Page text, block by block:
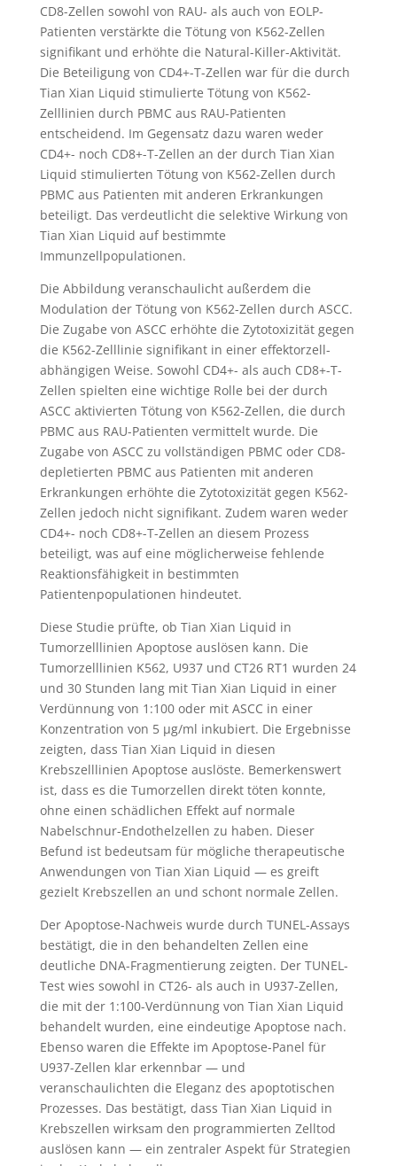
CD8-Zellen sowohl von RAU- als auch von EOLP-
Patienten verstärkte die Tötung von K562-Zellen
signifikant und erhöhte die Natural-Killer-Aktivität.
Die Beteiligung von CD4+-T-Zellen war für die durch
Tian Xian Liquid stimulierte Tötung von K562-
Zelllinien durch PBMC aus RAU-Patienten
entscheidend. Im Gegensatz dazu waren weder
CD4+- noch CD8+-T-Zellen an der durch Tian Xian
Liquid stimulierten Tötung von K562-Zellen durch
PBMC aus Patienten mit anderen Erkrankungen
beteiligt. Das verdeutlicht die selektive Wirkung von
Tian Xian Liquid auf bestimmte
Immunzellpopulationen.
Die Abbildung veranschaulicht außerdem die
Modulation der Tötung von K562-Zellen durch ASCC.
Die Zugabe von ASCC erhöhte die Zytotoxizität gegen
die K562-Zelllinie signifikant in einer effektorzell-
abhängigen Weise. Sowohl CD4+- als auch CD8+-T-
Zellen spielten eine wichtige Rolle bei der durch
ASCC aktivierten Tötung von K562-Zellen, die durch
PBMC aus RAU-Patienten vermittelt wurde. Die
Zugabe von ASCC zu vollständigen PBMC oder CD8-
depletierten PBMC aus Patienten mit anderen
Erkrankungen erhöhte die Zytotoxizität gegen K562-
Zellen jedoch nicht signifikant. Zudem waren weder
CD4+- noch CD8+-T-Zellen an diesem Prozess
beteiligt, was auf eine möglicherweise fehlende
Reaktionsfähigkeit in bestimmten
Patientenpopulationen hindeutet.
Diese Studie prüfte, ob Tian Xian Liquid in
Tumorzelllinien Apoptose auslösen kann. Die
Tumorzelllinien K562, U937 und CT26 RT1 wurden 24
und 30 Stunden lang mit Tian Xian Liquid in einer
Verdünnung von 1:100 oder mit ASCC in einer
Konzentration von 5 µg/ml inkubiert. Die Ergebnisse
zeigten, dass Tian Xian Liquid in diesen
Krebszelllinien Apoptose auslöste. Bemerkenswert
ist, dass es die Tumorzellen direkt töten konnte,
ohne einen schädlichen Effekt auf normale
Nabelschnur-Endothelzellen zu haben. Dieser
Befund ist bedeutsam für mögliche therapeutische
Anwendungen von Tian Xian Liquid — es greift
gezielt Krebszellen an und schont normale Zellen.
Der Apoptose-Nachweis wurde durch TUNEL-Assays
bestätigt, die in den behandelten Zellen eine
deutliche DNA-Fragmentierung zeigten. Der TUNEL-
Test wies sowohl in CT26- als auch in U937-Zellen,
die mit der 1:100-Verdünnung von Tian Xian Liquid
behandelt wurden, eine eindeutige Apoptose nach.
Ebenso waren die Effekte im Apoptose-Panel für
U937-Zellen klar erkennbar — und
veranschaulichten die Eleganz des apoptotischen
Prozesses. Das bestätigt, dass Tian Xian Liquid in
Krebszellen wirksam den programmierten Zelltod
auslösen kann — ein zentraler Aspekt für Strategien